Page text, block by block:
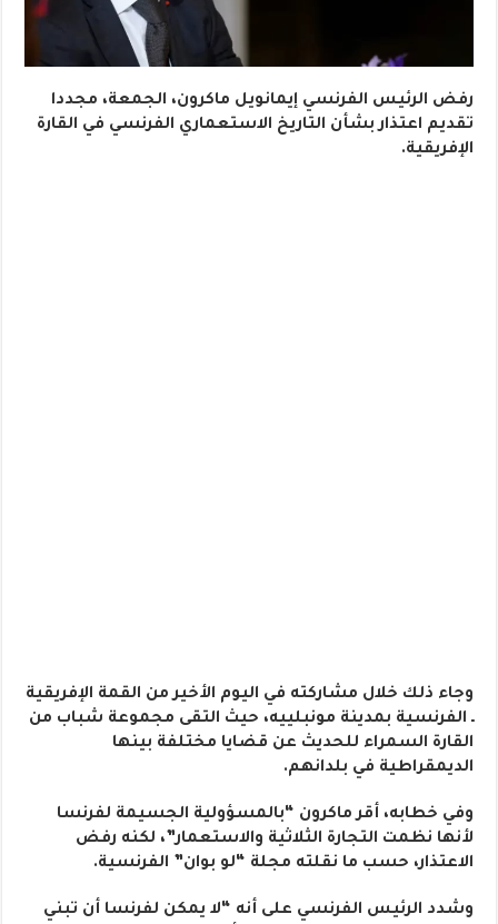
رفض الرئيس الفرنسي إيمانويل ماكرون، الجمعة، مجددا
تقديم اعتذار بشأن التاريخ الاستعماري الفرنسي في القارة
الإفريقية.
وجاء ذلك خلال مشاركته في اليوم الأخير من القمة الإفريقية
ـ الفرنسية بمدينة مونبلييه، حيث التقى مجموعة شباب من
القارة السمراء للحديث عن قضايا مختلفة بينها
الديمقراطية في بلدانهم.
وفي خطابه، أقر ماكرون “بالمسؤولية الجسيمة لفرنسا
لأنها نظمت التجارة الثلاثية والاستعمار”، لكنه رفض
الاعتذار، حسب ما نقلته مجلة “لو بوان” الفرنسية.
وشدد الرئيس الفرنسي على أنه “لا يمكن لفرنسا أن تبني